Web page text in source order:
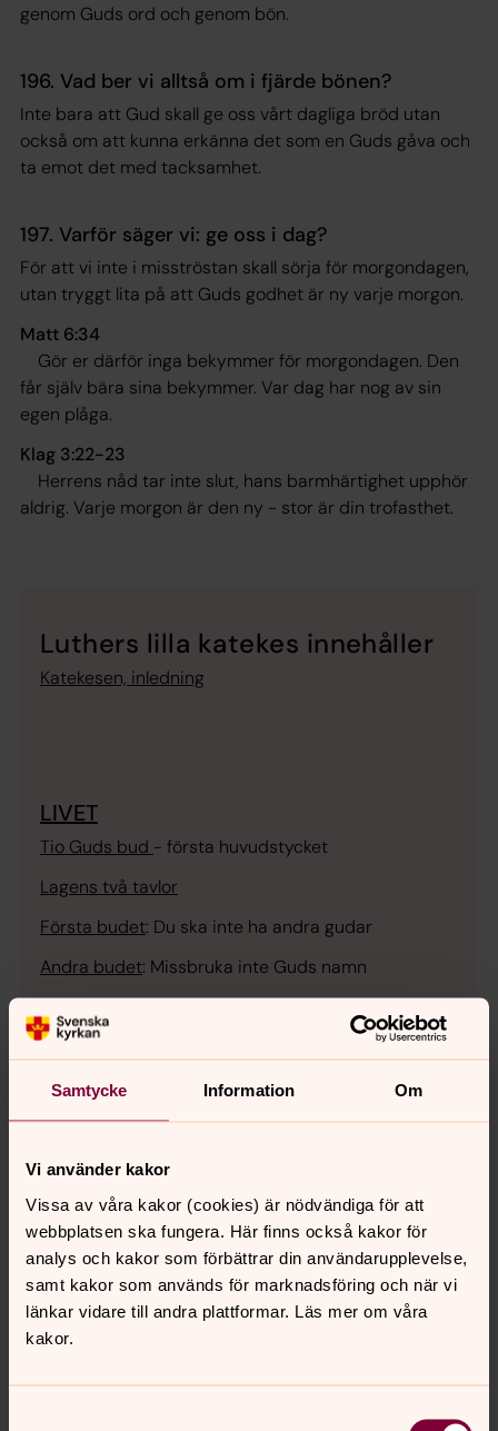
Samtycke Information Om
Vi använder kakor
Vissa av våra kakor (cookies) är nödvändiga för att
webbplatsen ska fungera. Här finns också kakor för
analys och kakor som förbättrar din användarupplevelse,
samt kakor som används för marknadsföring och när vi
länkar vidare till andra plattformar. Läs mer om våra
kakor.
genom Guds ord och genom bön.
196. Vad ber vi alltså om i fjärde bönen?
Inte bara att Gud skall ge oss vårt dagliga bröd utan
också om att kunna erkänna det som en Guds gåva och
ta emot det med tacksamhet.
197. Varför säger vi: ge oss i dag?
För att vi inte i misströstan skall sörja för morgondagen,
utan tryggt lita på att Guds godhet är ny varje morgon.
Matt 6:34
Gör er därför inga bekymmer för morgondagen. Den
får själv bära sina bekymmer. Var dag har nog av sin
egen plåga.
Klag 3:22-23
Herrens nåd tar inte slut, hans barmhärtighet upphör
aldrig. Varje morgon är den ny - stor är din trofasthet.
Luthers lilla katekes innehåller
Katekesen, inledning
LIVET
Tio Guds bud - första huvudstycket
Lagens två tavlor
Första budet: Du ska inte ha andra gudar
Andra budet: Missbruka inte Guds namn
Tredje budet:Tänk på vilodagen
Fjärde budet
Femte budet
Du ska inte dräpa
Sjätte budet:Du ska inte begå äktenskapsbrott
Sjunde budet:Du ska inte stjäla
Åttonde budet:Du ska inte bära falskt vitttnesbörd
Nionde budet
Du ska inte ha begärelse till din
nästas hus
Tionde budet :Du ska inte ha begärelse till din
nästas relationer
Lagens uppgift